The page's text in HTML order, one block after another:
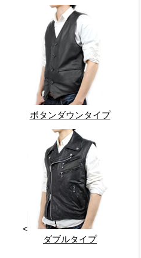
ボタンダウンタイプ
<
ダブルタイプ